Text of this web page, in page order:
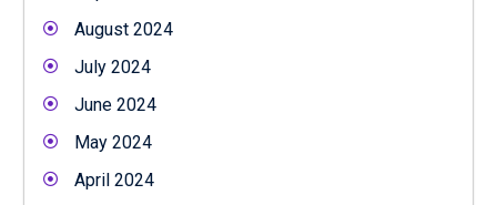
August 2024
July 2024
June 2024
May 2024
April 2024